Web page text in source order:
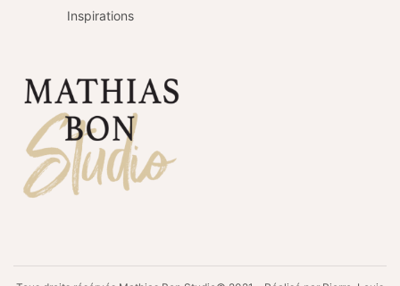
Inspirations